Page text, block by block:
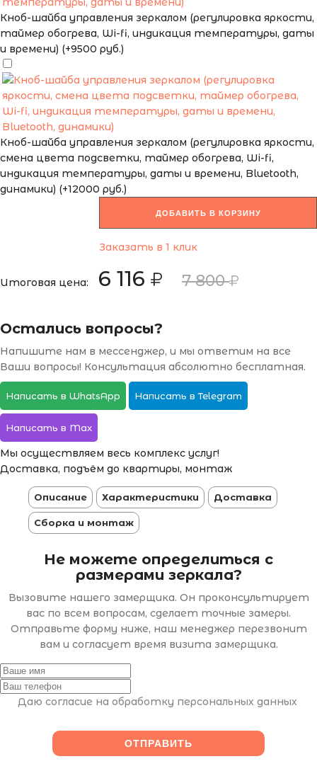
Кноб-шайба управления зеркалом (регулировка яркости,
таймер обогрева, Wi-fi, индикация температуры, даты
и времени) (+9500 руб.)
Кноб-шайба управления зеркалом (регулировка яркости,
смена цвета подсветки, таймер обогрева, Wi-fi,
индикация температуры, даты и времени, Bluetooth,
динамики) (+12000 руб.)
ДОБАВИТЬ В КОРЗИНУ
Заказать в 1 клик
Итоговая цена: 6 116 7 800
Остались вопросы?
Напишите нам в мессенджер, и мы ответим на все
Ваши вопросы! Консультация абсолютно бесплатная.
Написать в WhatsApp Написать в Telegram
Написать в Max
Мы осуществляем весь комплекс услуг!
Доставка, подъём до квартиры, монтаж
Описание Характеристики Доставка
Сборка и монтаж
Не можете определиться с
размерами зеркала?
Вызовите нашего замерщика. Он проконсультирует
вас по всем вопросам, сделает точные замеры.
Отправьте форму ниже, наш менеджер перезвонит
вам и согласует время визита замерщика.
Даю согласие на обработку персональных данных